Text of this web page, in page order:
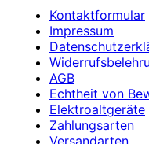
Kontaktformular
Impressum
AGB
Echtheit von
Elektroaltgeräte
Zahlungsarten
Versandarten